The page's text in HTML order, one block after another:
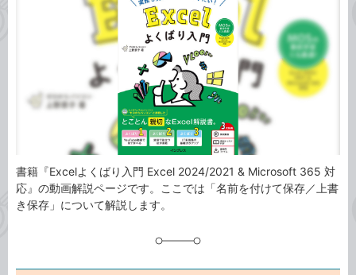
書籍『Excelよくばり入門 Excel 2024/2021 & Microsoft 365 対
応』の動画解説ページです。ここでは「名前を付けて保存／上書
き保存」について解説します。